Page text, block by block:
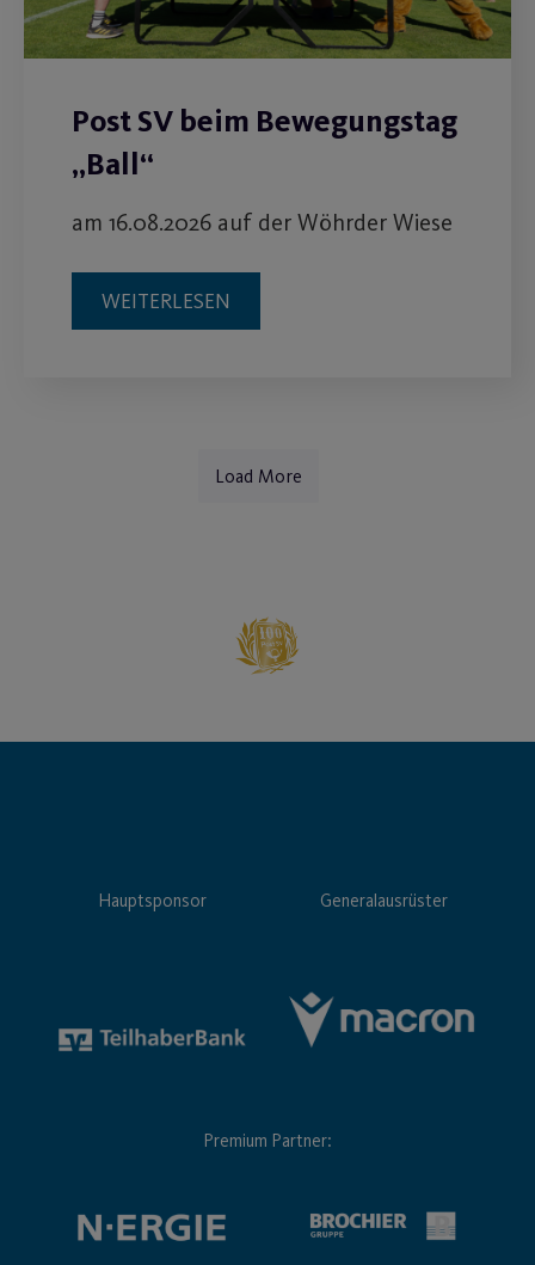
Post SV beim Bewegungstag
„Ball“
am 16.08.2026 auf der Wöhrder Wiese
WEITERLESEN
Load More
Hauptsponsor Generalausrüster
Premium Partner: